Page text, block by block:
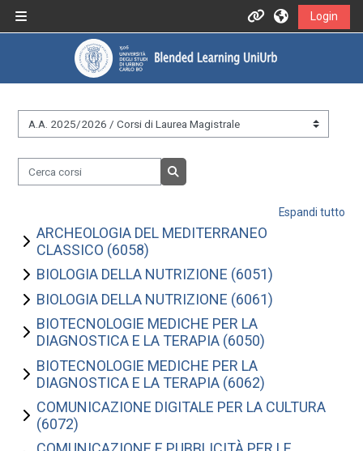
Informazioni
Informazioni generali
Istruzioni per docenti
Istruzioni per studenti
Contatti
Portale UniUrb
Login
&nbsp;
Cerca corsi
Espandi tutto
ARCHEOLOGIA DEL MEDITERRANEO
CLASSICO (6058)
BIOLOGIA DELLA NUTRIZIONE (6051)
BIOLOGIA DELLA NUTRIZIONE (6061)
BIOTECNOLOGIE MEDICHE PER LA
DIAGNOSTICA E LA TERAPIA (6050)
BIOTECNOLOGIE MEDICHE PER LA
DIAGNOSTICA E LA TERAPIA (6062)
COMUNICAZIONE DIGITALE PER LA CULTURA
(6072)